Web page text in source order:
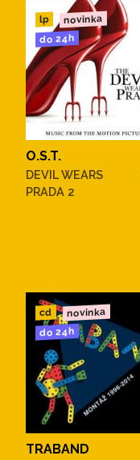
lp novinka
do 24h
O.S.T.
DEVIL WEARS
PRADA 2
cd novinka
do 24h
TRABAND